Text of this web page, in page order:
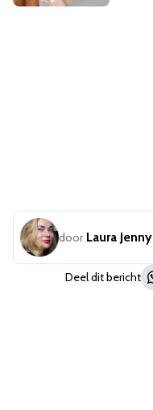
door Laura Jenny
Deel dit bericht